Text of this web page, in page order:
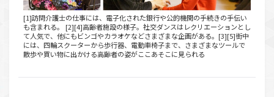
[1]訪問介護士の仕事には、電子化された銀行や公的機関の手続きの手伝い
も含まれる。 [2][4]高齢者施設の様子。社交ダンスはレクリエーションとし
て人気で、他にもビンゴやカラオケなどさまざまな企画がある。[3][5]街中
には、四輪スクーターから歩行器、電動車椅子まで、さまざまなツールで
散歩や買い物に出かける高齢者の姿がここあそこに見られる